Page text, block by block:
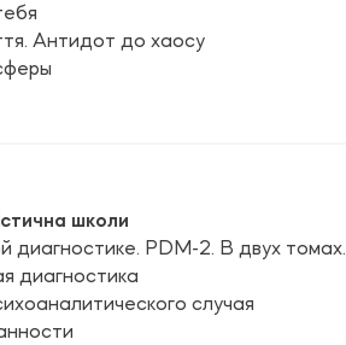
Антидот до хаосу
школи
диагностике. PDM-2. В двух томах.
диагностика
случая